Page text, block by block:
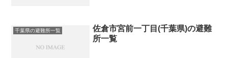
千葉県の避難所一覧
佐倉市宮前一丁目(千葉県)の避難
所一覧